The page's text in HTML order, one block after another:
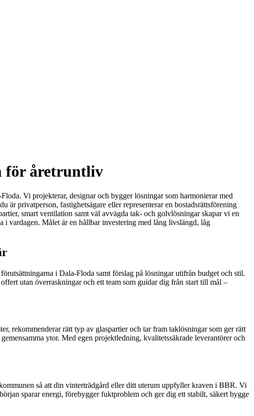
för åretruntliv
Vi projekterar, designar och bygger lösningar som harmonierar med
privatperson, fastighetsägare eller representerar en bostadsrättsförening
smart ventilation samt väl avvägda tak- och golvlösningar skapar vi en
vardagen. Målet är en hållbar investering med lång livslängd, låg
i Dala-Floda samt förslag på lösningar utifrån budget och stil.
utan överraskningar och ett team som guidar dig från start till mål –
rekommenderar rätt typ av glaspartier och tar fram taklösningar som ger rätt
ytor. Med egen projektledning, kvalitetssäkrade leverantörer och
så att din vinterträdgård eller ditt uterum uppfyller kraven i BBR. Vi
sparar energi, förebygger fuktproblem och ger dig ett stabilt, säkert bygge